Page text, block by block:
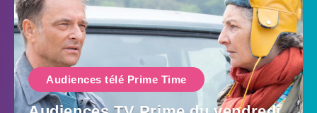
Audiences télé Prime Time